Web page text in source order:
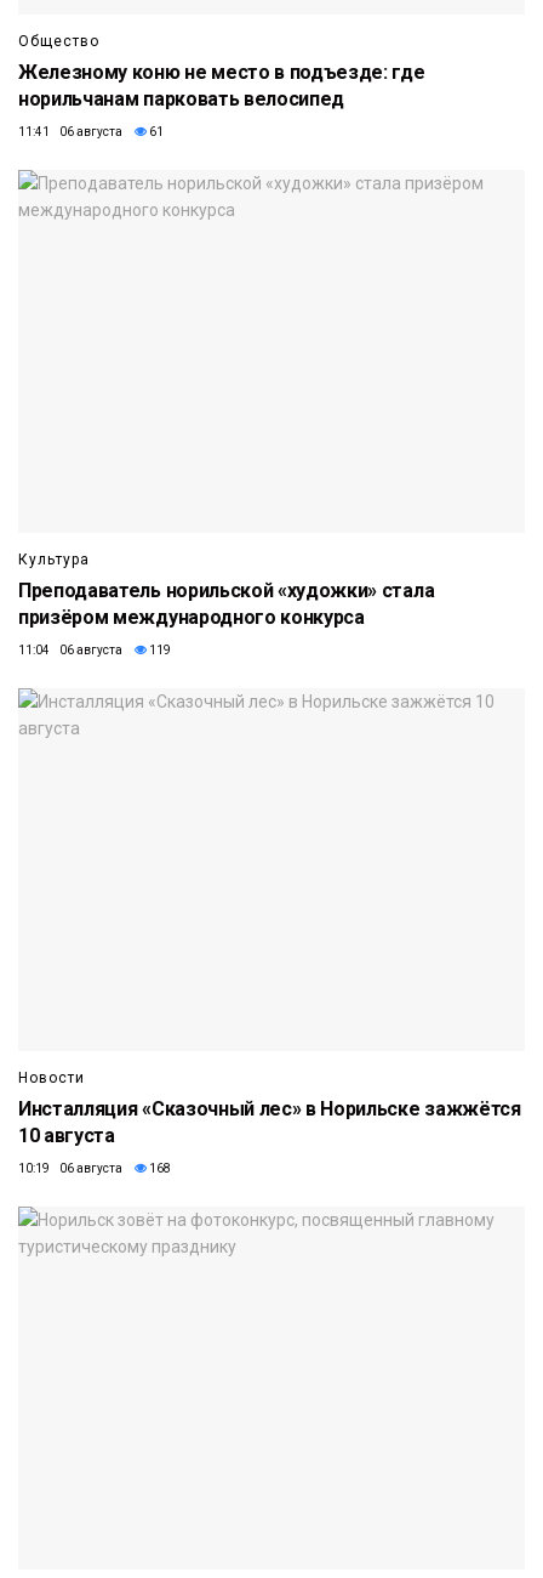
Общество
Железному коню не место в подъезде: где
норильчанам парковать велосипед
11:41 06 августа 61
Культура
Преподаватель норильской «художки» стала
призёром международного конкурса
11:04 06 августа 119
Новости
Инсталляция «Сказочный лес» в Норильске зажжётся
10 августа
10:19 06 августа 168